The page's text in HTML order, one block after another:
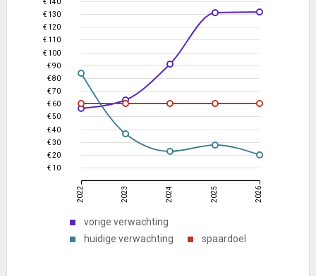
€ 10
€ 20
€ 30
€ 40
€ 50
€ 60
€ 70
€ 80
€ 90
€ 100
€ 110
€ 120
€ 130
€ 140
2022 2023 2024 2025 2026
vorige verwachting
huidige verwachting
spaardoel